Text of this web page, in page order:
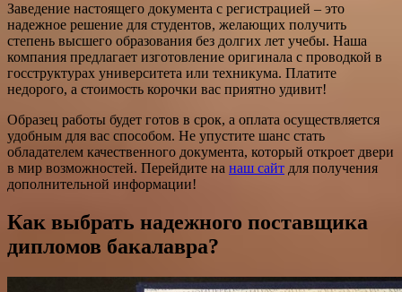
Заведение настоящего документа с регистрацией – это
надежное решение для студентов, желающих получить
степень высшего образования без долгих лет учебы. Наша
компания предлагает изготовление оригинала с проводкой в
госструктурах университета или техникума. Платите
недорого, а стоимость корочки вас приятно удивит!
Образец работы будет готов в срок, а оплата осуществляется
удобным для вас способом. Не упустите шанс стать
обладателем качественного документа, который откроет двери
в мир возможностей. Перейдите на наш сайт для получения
дополнительной информации!
Как выбрать надежного поставщика
дипломов бакалавра?